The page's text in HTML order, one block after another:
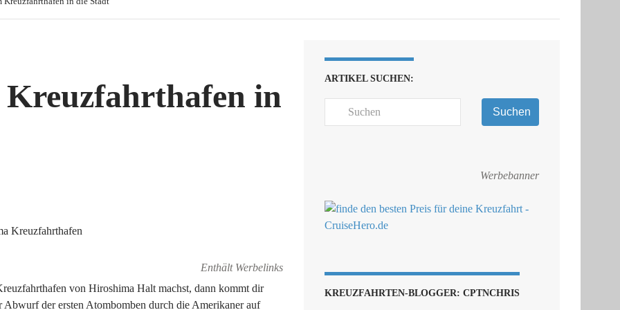
in
Enthält Werbelinks
von Hiroshima Halt machst, dann kommt dir
der ersten Atombomben durch die Amerikaner auf
ARTIKEL SUCHEN:
Suchen
Werbebanner
KREUZFAHRTEN-BLOGGER: CPTNCHRIS